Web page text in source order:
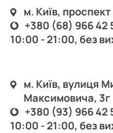
м. Київ,
+380 (68) 966 42
10:00 - 21:00, без
м. Київ, вулиця
Максимовича, 3г
+380 (93) 966 42
10:00 - 21:00, без